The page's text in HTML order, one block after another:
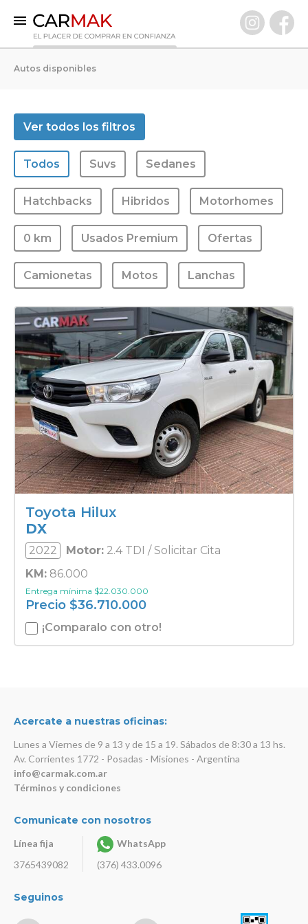
0 KM
Usados Premium
VENDÉ TU AUTO
CLIENTES
PREGUNTAS FRECUENTES
GARANTÍA CARMAK
CONOCÉ CARMAK
Autos disponibles
Ver todos los filtros
Todos Suvs Sedanes
Hatchbacks Hibridos Motorhomes
0 km Usados Premium Ofertas
Camionetas Motos Lanchas
Toyota Hilux
DX
2022 Motor: 2.4 TDI / Solicitar Cita
KM: 86.000
Entrega mínima $22.030.000
Precio $36.710.000
¡Comparalo con otro!
Acercate a nuestras oficinas:
Lunes a Viernes de 9 a 13 y de 15 a 19. Sábados de 8:30 a 13 hs.
Av. Corrientes 1772 - Posadas - Misiones - Argentina
info@carmak.com.ar
Términos y condiciones
Comunicate con nosotros
Línea fija
3765439082
WhatsApp
(376) 433.0096
Seguinos